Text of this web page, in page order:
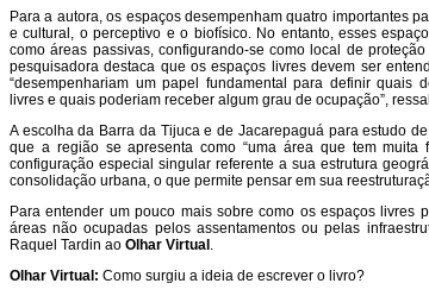
Para a autora, os espaços desempenham quatro importantes
e cultural, o perceptivo e o biofísico. No entanto, esses
como áreas passivas, configurando-se como local de
pesquisadora destaca que os espaços livres devem ser
“desempenhariam um papel fundamental para definir quais
livres e quais poderiam receber algum grau de ocupação”,
A escolha da Barra da Tijuca e de Jacarepaguá para estudo
que a região se apresenta como “uma área que tem
configuração especial singular referente a sua estrutura
consolidação urbana, o que permite pensar em sua
Para entender um pouco mais sobre como os espaços livres
áreas não ocupadas pelos assentamentos ou pelas
Raquel Tardin ao Olhar Virtual .
Olhar Virtual: Como surgiu a ideia de escrever o livro?